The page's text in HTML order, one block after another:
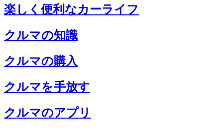
楽しく便利なカーライフ
クルマの知識
クルマの購入
クルマを手放す
クルマのアプリ